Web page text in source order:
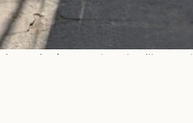
omniprésents dans la ville